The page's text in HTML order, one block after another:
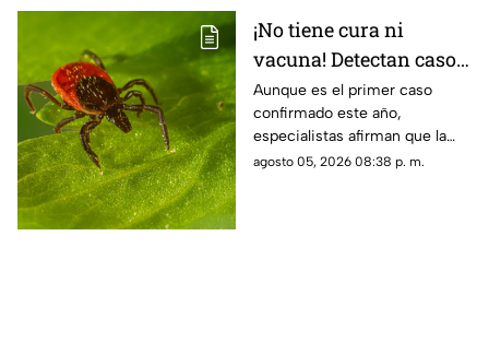
¡No tiene cura ni
vacuna! Detectan caso
del virus Bourbon,
enfermedad
transmitida por
garrapatas
Aunque es el primer caso
confirmado este año,
especialistas afirman que la
enfermedad podría estar más
agosto 05, 2026 08:38 p. m.